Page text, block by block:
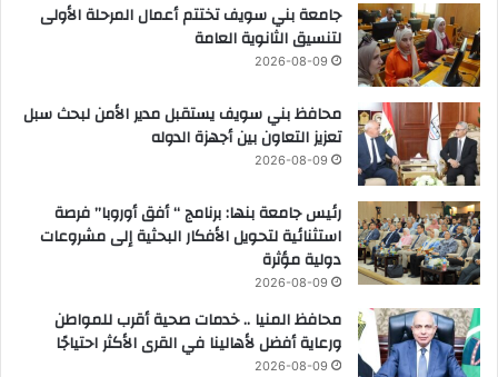
جامعة بني سويف تختتم أعمال المرحلة الأولى
لتنسيق الثانوية العامة
2026-08-09
محافظ بني سويف يستقبل مدير الأمن لبحث سبل
تعزيز التعاون بين أجهزة الدوله
2026-08-09
رئيس جامعة بنها: برنامج “ أفق أوروبا” فرصة
استثنائية لتحويل الأفكار البحثية إلى مشروعات
دولية مؤثرة
2026-08-09
محافظ المنيا .. خدمات صحية أقرب للمواطن
ورعاية أفضل لأهالينا في القرى الأكثر احتياجًا
2026-08-09